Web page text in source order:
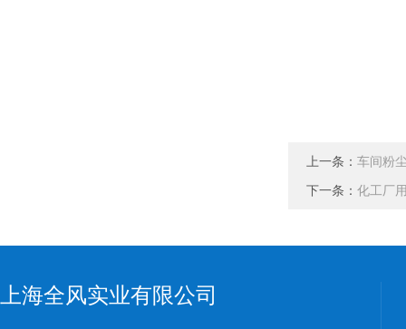
上一条： 车间粉
下一条： 化工厂
上海全风实业有限公司